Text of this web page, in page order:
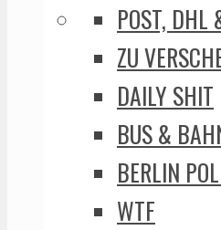
POST, DHL
ZU
DAILY SHIT
BUS &
BERLIN
WTF